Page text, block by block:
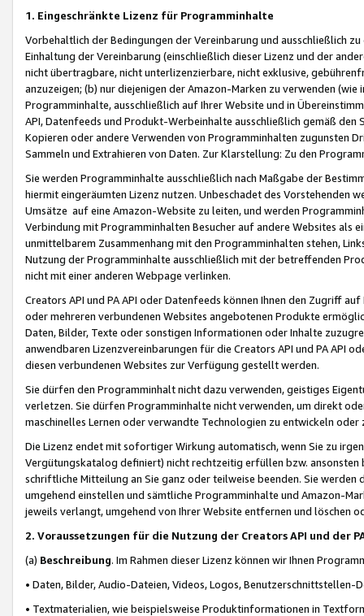
1. Eingeschränkte Lizenz für Programminhalte
Vorbehaltlich der Bedingungen der Vereinbarung und ausschließlich
Einhaltung der Vereinbarung (einschließlich dieser Lizenz und der
nicht übertragbare, nicht unterlizenzierbare, nicht exklusive,
anzuzeigen; (b) nur diejenigen der Amazon-Marken zu verwenden
Programminhalte, ausschließlich auf Ihrer Website und in
API, Datenfeeds und Produkt-Werbeinhalte ausschließlich gemäß
Kopieren oder andere Verwenden von Programminhalten zugunsten
Sammeln und Extrahieren von Daten. Zur Klarstellung: Zu den
Sie werden Programminhalte ausschließlich nach Maßgabe der
hiermit eingeräumten Lizenz nutzen. Unbeschadet des Vorstehenden
Umsätze auf eine Amazon-Website zu leiten, und werden
Verbindung mit Programminhalten Besucher auf andere Websites als
unmittelbarem Zusammenhang mit den Programminhalten stehen,
Nutzung der Programminhalte ausschließlich mit der betreffenden
nicht mit einer anderen Webpage verlinken.
Creators API und PA API oder Datenfeeds können Ihnen den Zugriff
oder mehreren verbundenen Websites angebotenen Produkte
Daten, Bilder, Texte oder sonstigen Informationen oder Inhalte
anwendbaren Lizenzvereinbarungen für die Creators API und PA API
diesen verbundenen Websites zur Verfügung gestellt werden.
Sie dürfen den Programminhalt nicht dazu verwenden, geistiges
verletzen. Sie dürfen Programminhalte nicht verwenden, um direkt
maschinelles Lernen oder verwandte Technologien zu entwickeln
Die Lizenz endet mit sofortiger Wirkung automatisch, wenn Sie zu
Vergütungskatalog definiert) nicht rechtzeitig erfüllen bzw. ansonsten
schriftliche Mitteilung an Sie ganz oder teilweise beenden. Sie werden
umgehend einstellen und sämtliche Programminhalte und Amazon-
jeweils verlangt, umgehend von Ihrer Website entfernen und löschen
2. Voraussetzungen für die Nutzung der Creators API und der
(a) Beschreibung. Im Rahmen dieser Lizenz können wir Ihnen
• Daten, Bilder, Audio-Dateien, Videos, Logos, Benutzerschnittstellen-
• Textmaterialien, wie beispielsweise Produktinformationen in